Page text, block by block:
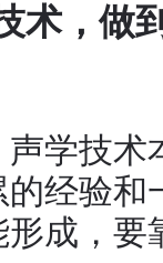
术，做
学技
经验
成，要